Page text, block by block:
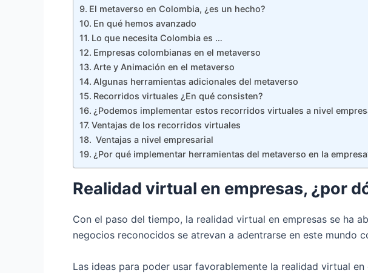
El metaverso en Colombia, ¿es un hecho?
En qué hemos avanzado
Lo que necesita Colombia es …
Empresas colombianas en el metaverso
Arte y Animación en el metaverso
Algunas herramientas adicionales del metaverso
Recorridos virtuales ¿En qué consisten?
¿Podemos implementar estos recorridos virtuales a nivel
Ventajas de los recorridos virtuales
Ventajas a nivel empresarial
¿Por qué implementar herramientas del metaverso en la
Realidad virtual en empresas, ¿por
Con el paso del tiempo, la realidad virtual en empresas se ha
negocios reconocidos se atrevan a adentrarse en este
Las ideas para poder usar favorablemente la realidad virtual